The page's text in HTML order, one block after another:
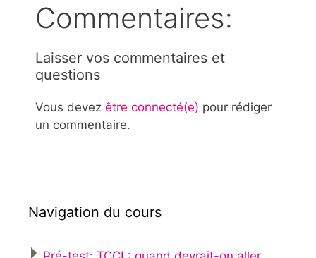
Commentaires:
Laisser vos commentaires et
questions
Vous devez être connecté(e) pour rédiger
un commentaire.
Navigation du cours